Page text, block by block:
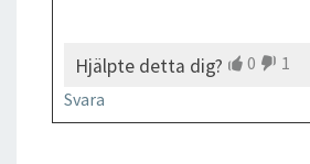
Hjälpte detta dig? 0
1
Svara